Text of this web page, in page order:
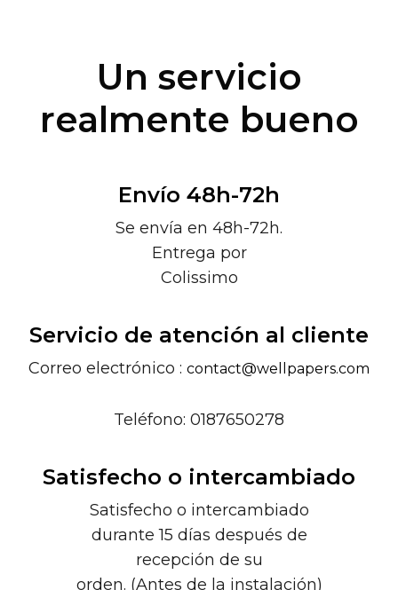
Un servicio
realmente bueno
Envío 48h-72h
Se envía en 48h-72h.
Entrega por
Colissimo
Servicio de atención al cliente
Correo electrónico : contact@wellpapers.com
Teléfono: 0187650278
Satisfecho o intercambiado
Satisfecho o intercambiado
durante 15 días después de
recepción de su
orden. (Antes de la instalación)